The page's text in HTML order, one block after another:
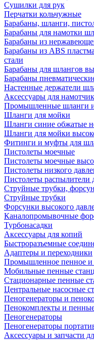
Сушилки для рук
Перчатки кольчужные
Барабаны, шланги,
Барабаны для намотки
Барабаны из
Барабаны из ABS
стали
Барабаны для шлангов
Барабаны
Настенные держатели
Аксессуары для
Промышленные шланги
Шланги для мойки
Шланги синие обжатые
Шланги для мойки
Фитинги и муфты для
Пистолеты моечные
Пистолеты моечные
Пистолеты низкого
Пистолеты распылители
Струйные трубки,
Струйные трубки
Форсунки высокого
Каналопромывочные
Турбонасадки
Аксессуары для копий
Быстроразъемные
Адаптеры и переходники
Промышленное пенное и
Мобильные пенные
Стационарные пенные
Центральные насосные
Пеногенераторы и
Пенокомплекты и
Пеногенераторы
Пеногенераторы
Аксессуары и запчасти